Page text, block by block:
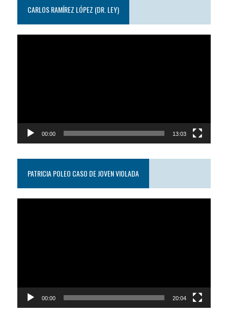
CARLOS RAMÍREZ LÓPEZ (DR. LEY)
00:00 13:03
PATRICIA POLEO CASO DE JOVEN VIOLADA
00:00 20:04